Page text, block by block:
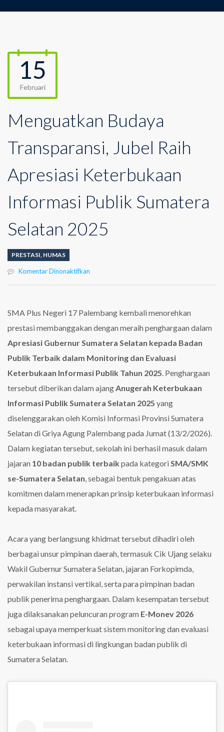
15
Februari
Menguatkan Budaya
Transparansi, Jubel Raih
Apresiasi Keterbukaan
Informasi Publik Sumatera
Selatan 2025
PRESTASI, HUMAS
Komentar Dinonaktifkan
Jubel
Apresiasi
Keterbukaan
Publik
Sumatera
2025
SMA Plus Negeri 17 Palembang kembali menorehkan
prestasi membanggakan dengan meraih penghargaan dalam
Apresiasi Gubernur Sumatera Selatan kepada Badan
Publik Terbaik dalam Monitoring dan Evaluasi
Keterbukaan Informasi Publik Tahun 2025. Penghargaan
tersebut diberikan dalam ajangAnugerah Keterbukaan
Informasi Publik Sumatera Selatan 2025 yang
diselenggarakan oleh Komisi Informasi Provinsi Sumatera
Selatan di Griya Agung Palembang pada Jumat (13/2/2026).
Dalam kegiatan tersebut, sekolah ini berhasil masuk dalam
jajaran 10 badan publik terbaik pada kategori SMA/SMK
se-Sumatera Selatan, sebagai bentuk pengakuan atas
komitmen dalam menerapkan prinsip keterbukaan informasi
kepada masyarakat.
Acara yang berlangsung khidmat tersebut dihadiri oleh
berbagai unsur pimpinan daerah, termasuk Cik Ujang selaku
Wakil Gubernur Sumatera Selatan, jajaran Forkopimda,
perwakilan instansi vertikal, serta para pimpinan badan
publik penerima penghargaan. Dalam kesempatan tersebut
juga dilaksanakan peluncuran program E-Monev 2026
sebagai upaya memperkuat sistem monitoring dan evaluasi
keterbukaan informasi di lingkungan badan publik di
Sumatera Selatan.